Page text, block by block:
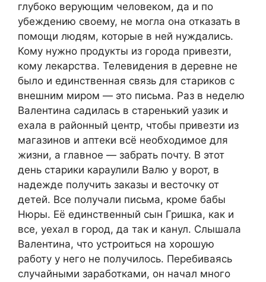
глубоко верующим человеком, да и по
убеждению своему, не могла она отказать в
помощи людям, которые в ней нуждались.
Кому нужно продукты из города привезти,
кому лекарства. Телевидения в деревне не
было и единственная связь для стариков с
внешним миром — это письма. Раз в неделю
Валентина садилась в старенький уазик и
ехала в районный центр, чтобы привезти из
магазинов и аптеки всё необходимое для
жизни, а главное — забрать почту. В этот
день старики караулили Валю у ворот, в
надежде получить заказы и весточку от
детей. Все получали письма, кроме бабы
Нюры. Её единственный сын Гришка, как и
все, уехал в город, да так и канул. Слышала
Валентина, что устроиться на хорошую
работу у него не получилось. Перебиваясь
случайными заработками, он начал много